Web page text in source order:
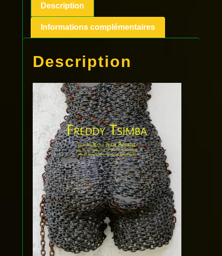
Description
Informations complémentaires
Description